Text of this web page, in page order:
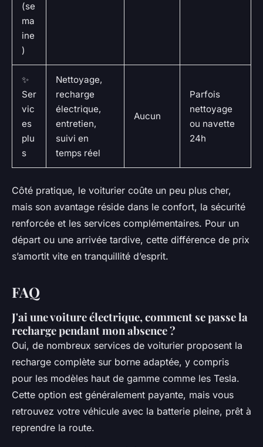
(se
ma
ine
)
✨
Ser
vic
es
plu
s
Nettoyage,
recharge
électrique,
entretien,
suivi en
temps réel
Aucun
Parfois
nettoyage
ou navette
24h
Côté pratique, le voiturier coûte un peu plus cher,
mais son avantage réside dans le confort, la sécurité
renforcée et les services complémentaires. Pour un
départ ou une arrivée tardive, cette différence de prix
s’amortit vite en tranquillité d’esprit.
FAQ
J'ai une voiture électrique, comment se passe la
recharge pendant mon absence ?
Oui, de nombreux services de voiturier proposent la
recharge complète sur borne adaptée, y compris
pour les modèles haut de gamme comme les Tesla.
Cette option est généralement payante, mais vous
retrouvez votre véhicule avec la batterie pleine, prêt à
reprendre la route.